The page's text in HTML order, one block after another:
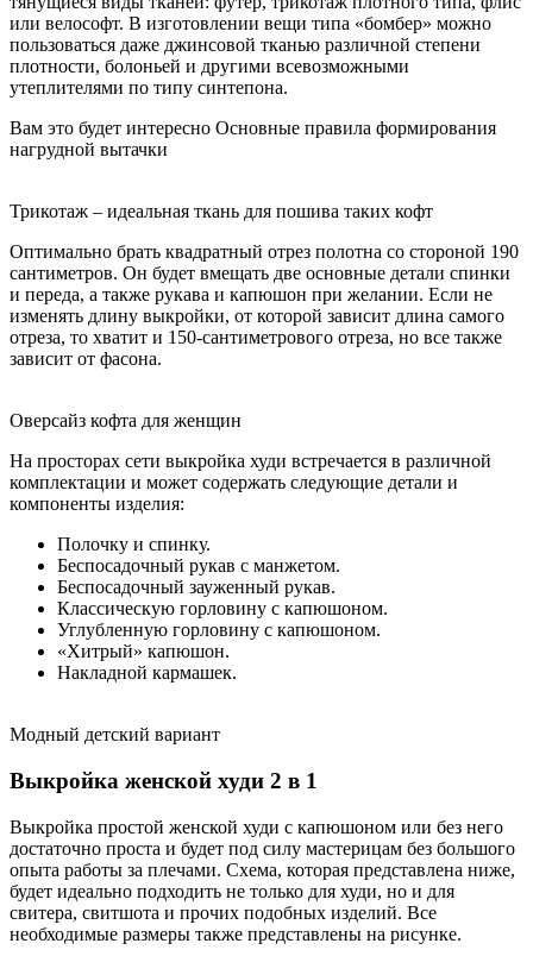
или велософт. В изготовлении вещи типа «бомбер» можно
пользоваться даже джинсовой тканью различной степени
плотности, болоньей и другими всевозможными
утеплителями по типу синтепона.
Вам это будет интересно Основные правила формирования
нагрудной вытачки
Трикотаж – идеальная ткань для пошива таких кофт
Оптимально брать квадратный отрез полотна со стороной 190
сантиметров. Он будет вмещать две основные детали спинки
и переда, а также рукава и капюшон при желании. Если не
изменять длину выкройки, от которой зависит длина самого
отреза, то хватит и 150-сантиметрового отреза, но все также
зависит от фасона.
Оверсайз кофта для женщин
На просторах сети выкройка худи встречается в различной
комплектации и может содержать следующие детали и
компоненты изделия:
Полочку и спинку.
Беспосадочный рукав с манжетом.
Беспосадочный зауженный рукав.
Классическую горловину с капюшоном.
Углубленную горловину с капюшоном.
«Хитрый» капюшон.
Накладной кармашек.
Модный детский вариант
Выкройка женской худи 2 в 1
Выкройка простой женской худи с капюшоном или без него
достаточно проста и будет под силу мастерицам без большого
опыта работы за плечами. Схема, которая представлена ниже,
будет идеально подходить не только для худи, но и для
свитера, свитшота и прочих подобных изделий. Все
необходимые размеры также представлены на рисунке.